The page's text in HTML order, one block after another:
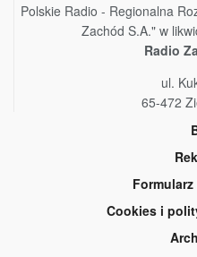
Polskie Radio - Regionalna
Zachód S.A." w
Radio
ul.
65-472
Cookies i